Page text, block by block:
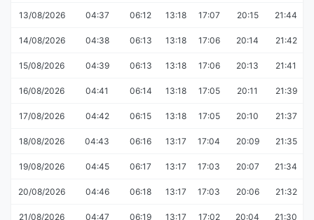
13/08/2026 04:37 06:12 13:18 17:07 20:15 21:44
14/08/2026 04:38 06:13 13:18 17:06 20:14 21:42
15/08/2026 04:39 06:13 13:18 17:06 20:13 21:41
16/08/2026 04:41 06:14 13:18 17:05 20:11 21:39
17/08/2026 04:42 06:15 13:18 17:05 20:10 21:37
18/08/2026 04:43 06:16 13:17 17:04 20:09 21:35
19/08/2026 04:45 06:17 13:17 17:03 20:07 21:34
20/08/2026 04:46 06:18 13:17 17:03 20:06 21:32
21/08/2026 04:47 06:19 13:17 17:02 20:04 21:30